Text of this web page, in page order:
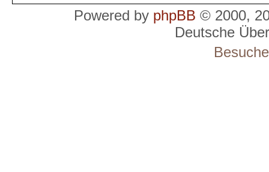
Powered by phpBB © 2000,
Deutsche